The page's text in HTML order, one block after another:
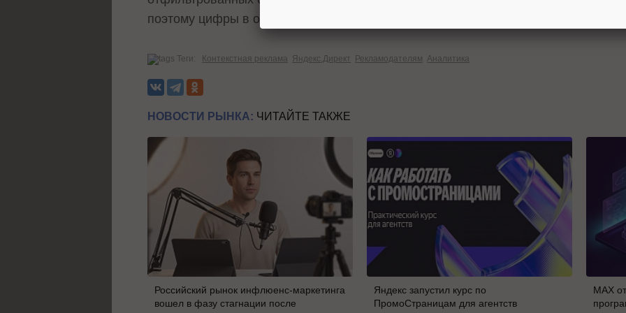
поэтому цифры в отчётах сервисов могут различаться.
Теги: Контекстная реклама Яндекс.Директ Рекламодателям Аналитика
НОВОСТИ РЫНКА: ЧИТАЙТЕ ТАКЖЕ
Российский рынок инфлюенс-маркетинга
вошел в фазу стагнации после
Яндекс запустил курс по
ПромоСтраницам для агентств
MAX